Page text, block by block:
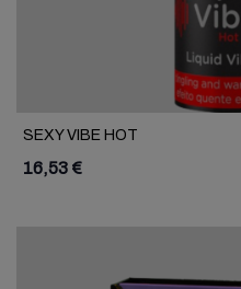
SEXY VIBE HOT
16,53 €